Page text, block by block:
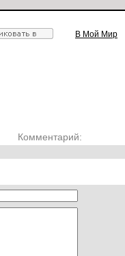
В Мой Мир
Комментарий: